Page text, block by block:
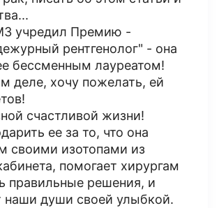
учредил Премию -
рентгенолог" - она
бессменным лауреатом!
деле, хочу пожелать, ей
счастливой жизни!
ее за то, что она
своими изотопами из
помогает хирургам
правильные решения, и
наши души своей улыбкой.